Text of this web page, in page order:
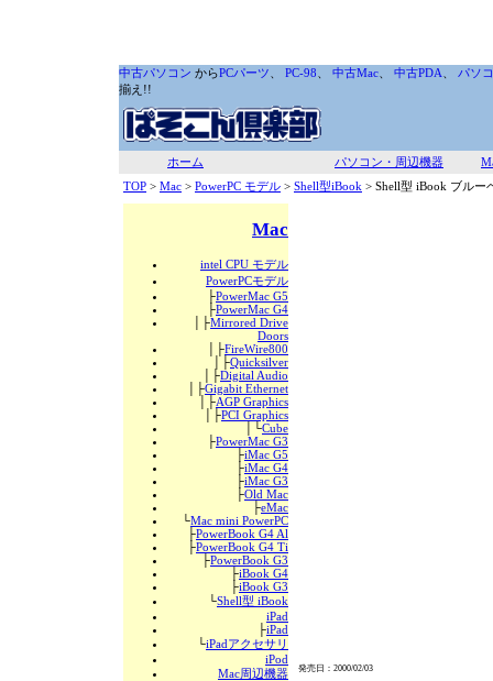
中古パソコン からPCパーツ、 PC-98、 中古Mac、 中古PDA、 パソ
揃え!!
ホーム パソコン・周辺機器
TOP > Mac > PowerPC モデル > Shell型iBook > Shell型 iBook ブル
Mac
intel CPU モデル
PowerPCモデル
├PowerMac G5
├PowerMac G4
│├Mirrored Drive
Doors
│├FireWire800
│├Quicksilver
│├Digital Audio
│├Gigabit Ethernet
│├AGP Graphics
│├PCI Graphics
│└Cube
├PowerMac G3
├iMac G5
├iMac G4
├iMac G3
├Old Mac
├eMac
└Mac mini PowerPC
├PowerBook G4 Al
├PowerBook G4 Ti
├PowerBook G3
├iBook G4
├iBook G3
└Shell型 iBook
iPad
├iPad
└iPadアクセサリ
iPod
Mac周辺機器
発売日：2000/02/03